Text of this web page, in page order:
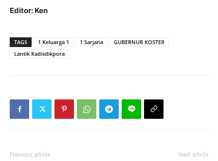
Editor: Ken
TAGS 1 Keluarga 1 1 Sarjana
GUBERNUR KOSTER
Lantik Kadisdikpora
Previous article Next article